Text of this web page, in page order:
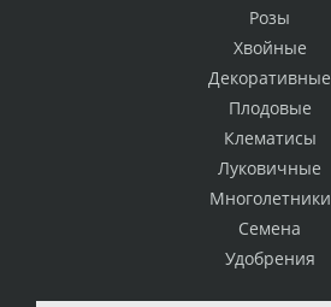
Розы
Хвойные
Декоративные
Плодовые
Клематисы
Луковичные
Многолетники
Семена
Удобрения